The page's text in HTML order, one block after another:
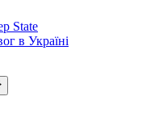
State
в Україні